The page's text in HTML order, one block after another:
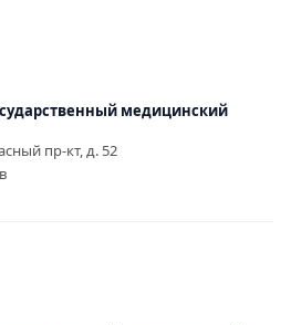
медицинский
пр-кт, д. 52